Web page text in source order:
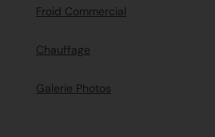
Froid Commercial
Chauffage
Galerie Photos